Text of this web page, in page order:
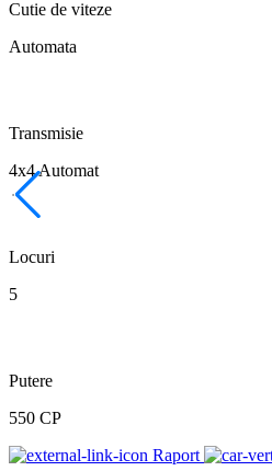
Cutie de viteze
Automata
Transmisie
4x4 Automat
Locuri
5
Putere
550 CP
Raport